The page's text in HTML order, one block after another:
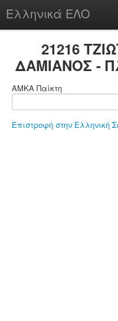
Ελληνικά ΕΛΟ
chesstu.be @ discord
21216
ΔΑΜΙΑΝΟΣ -
ΑΜΚΑ Παίκτη
Επιστροφή στην Ελληνική